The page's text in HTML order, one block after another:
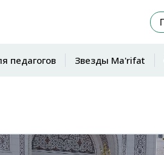
педагогов Звезды Ma'rifat